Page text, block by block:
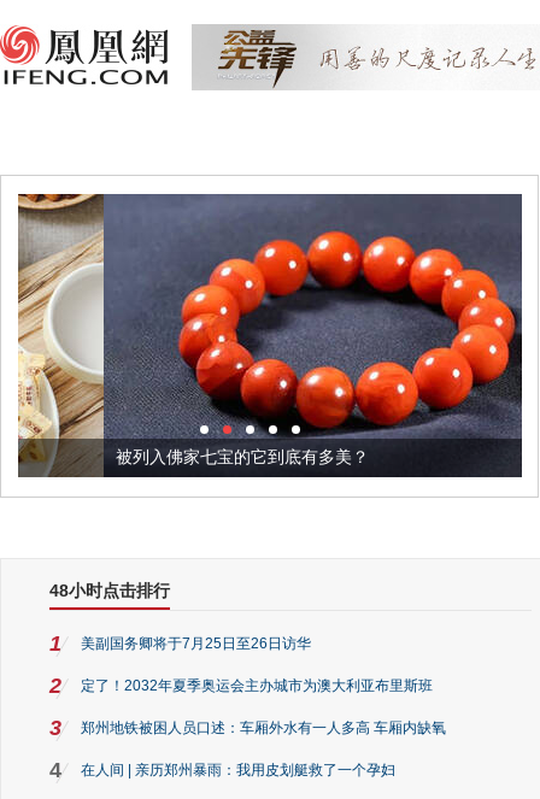
被列入佛家七宝的它到底有多美？
48小时点击排行
1 美副国务卿将于7月25日至26日访华
2 定了！2032年夏季奥运会主办城市为澳大利亚布里斯班
3 郑州地铁被困人员口述：车厢外水有一人多高 车厢内缺氧
4 在人间 | 亲历郑州暴雨：我用皮划艇救了一个孕妇